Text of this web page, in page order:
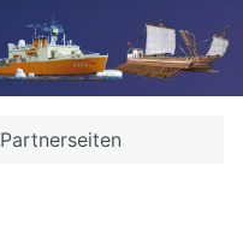
Partnerseiten